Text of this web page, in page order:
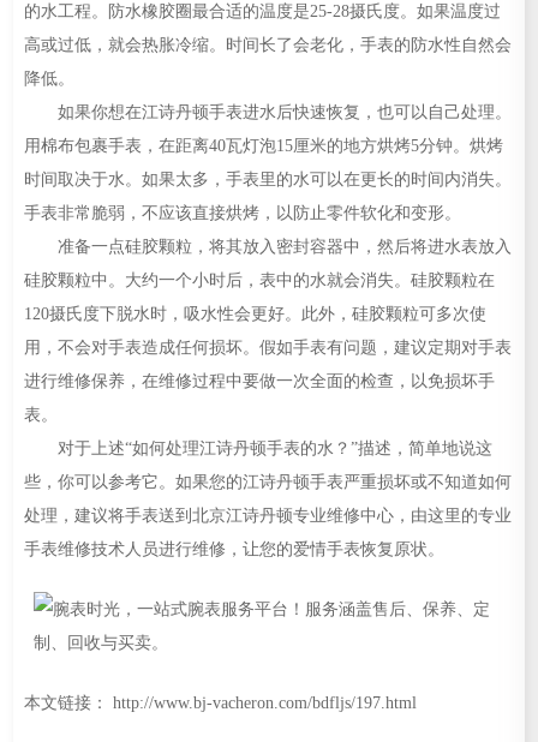
的水工程。防水橡胶圈最合适的温度是25-28摄氏度。如果温度过
高或过低，就会热胀冷缩。时间长了会老化，手表的防水性自然会
降低。
如果你想在江诗丹顿手表进水后快速恢复，也可以自己处理。
用棉布包裹手表，在距离40瓦灯泡15厘米的地方烘烤5分钟。烘烤
时间取决于水。如果太多，手表里的水可以在更长的时间内消失。
手表非常脆弱，不应该直接烘烤，以防止零件软化和变形。
准备一点硅胶颗粒，将其放入密封容器中，然后将进水表放入
硅胶颗粒中。大约一个小时后，表中的水就会消失。硅胶颗粒在
120摄氏度下脱水时，吸水性会更好。此外，硅胶颗粒可多次使
用，不会对手表造成任何损坏。假如手表有问题，建议定期对手表
进行维修保养，在维修过程中要做一次全面的检查，以免损坏手
表。
对于上述“如何处理江诗丹顿手表的水？”描述，简单地说这
些，你可以参考它。如果您的江诗丹顿手表严重损坏或不知道如何
处理，建议将手表送到北京江诗丹顿专业维修中心，由这里的专业
手表维修技术人员进行维修，让您的爱情手表恢复原状。
本文链接： http://www.bj-vacheron.com/bdfljs/197.html